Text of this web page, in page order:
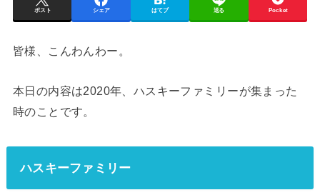
ポスト シェア はてブ 送る Pocket
皆様、こんわんわー。
本日の内容は2020年、ハスキーファミリーが集まった
時のことです。
ハスキーファミリー